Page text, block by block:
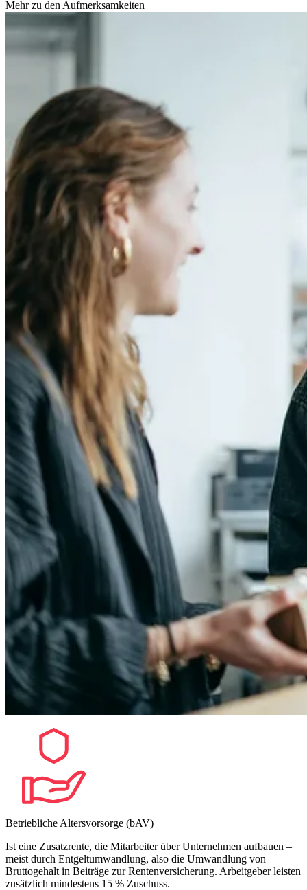
Mehr zu den Aufmerksamkeiten
Betriebliche Altersvorsorge (bAV)
Ist eine Zusatzrente, die Mitarbeiter über Unternehmen aufbauen –
meist durch Entgeltumwandlung, also die Umwandlung von
Bruttogehalt in Beiträge zur Rentenversicherung. Arbeitgeber leisten
zusätzlich mindestens 15 % Zuschuss.